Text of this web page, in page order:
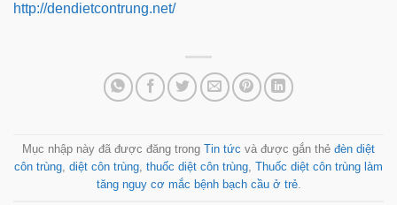
http://dendietcontrung.net/
Mục nhập này đã được đăng trong Tin tức và được gắn thẻ đèn diệt
côn trùng, diệt côn trùng, thuốc diệt côn trùng, Thuốc diệt côn trùng làm
tăng nguy cơ mắc bệnh bạch cầu ở trẻ.